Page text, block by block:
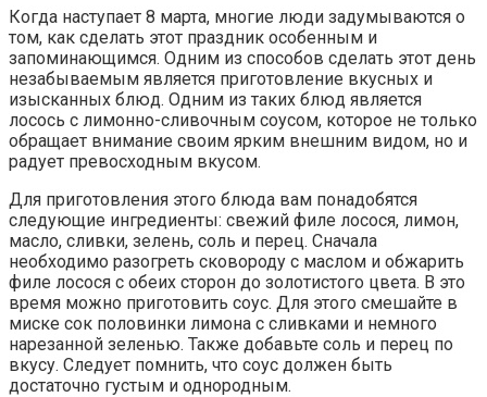
Когда наступает 8 марта, многие люди задумываются о
том, как сделать этот праздник особенным и
запоминающимся. Одним из способов сделать этот день
незабываемым является приготовление вкусных и
изысканных блюд. Одним из таких блюд является
лосось с лимонно-сливочным соусом, которое не только
обращает внимание своим ярким внешним видом, но и
радует превосходным вкусом.
Для приготовления этого блюда вам понадобятся
следующие ингредиенты: свежий филе лосося, лимон,
масло, сливки, зелень, соль и перец. Сначала
необходимо разогреть сковороду с маслом и обжарить
филе лосося с обеих сторон до золотистого цвета. В это
время можно приготовить соус. Для этого смешайте в
миске сок половинки лимона с сливками и немного
нарезанной зеленью. Также добавьте соль и перец по
вкусу. Следует помнить, что соус должен быть
достаточно густым и однородным.